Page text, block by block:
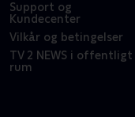
Support og
Kundecenter
Vilkår og betingelser
TV 2 NEWS i offentligt
rum